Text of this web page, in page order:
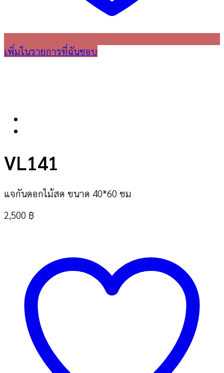
เพิ่มในรายการที่ฉันชอบ
VL141
แจกันดอกไม้สด ขนาด 40*60 ชม
2,500 ฿